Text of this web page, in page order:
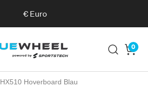
€ Euro
0
HX510 Hoverboard Blau